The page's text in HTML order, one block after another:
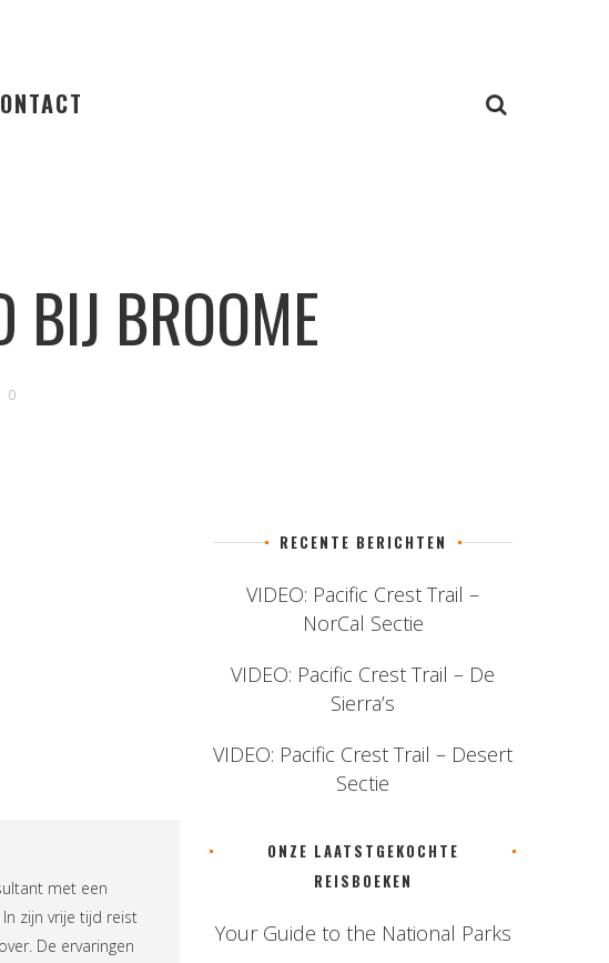
BIJ BROOME
0
met een
zijn vrije tijd reist
De ervaringen
RECENTE BERICHTEN
VIDEO: Pacific Crest Trail –
NorCal Sectie
VIDEO: Pacific Crest Trail – De
Sierra’s
VIDEO: Pacific Crest Trail – Desert
Sectie
ONZE LAATSTGEKOCHTE
REISBOEKEN
Your Guide to the National Parks